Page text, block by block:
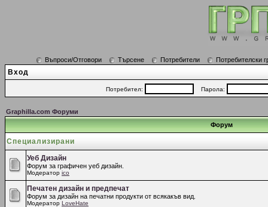
Въпроси/Отговори Търсене Потребители Потребителски
Вход
Потребител: Парола:
Graphilla.com Форуми
Форум
Специализирани
Уеб Дизайн
Форум за графичен уеб дизайн.
Модератор ico
Печатен дизайн и предпечат
Форум за дизайн на печатни продукти от всякакъв вид.
Модератор LoveHate